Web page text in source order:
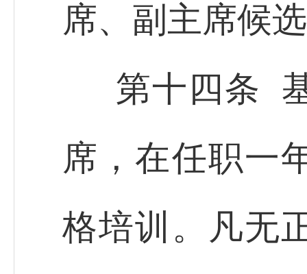
席、副主席候
第十四条
席，在任职一
格培训。凡无